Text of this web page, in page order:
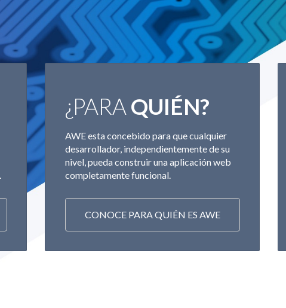
¿PARA QUIÉN?
AWE esta concebido para que cualquier
desarrollador, independientemente de su
nivel, pueda construir una aplicación web
completamente funcional.
CONOCE PARA QUIÉN ES AWE